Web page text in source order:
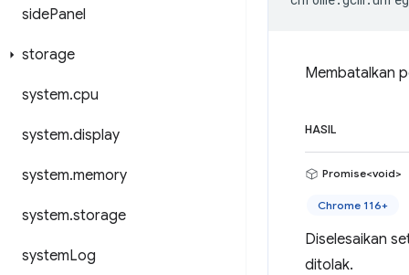
sidePanel
storage
system.cpu
system.display
system.memory
system.storage
systemLog
Membatalkan
HASIL
Promise<void>
Chrome 116+
Diselesaikan
ditolak.